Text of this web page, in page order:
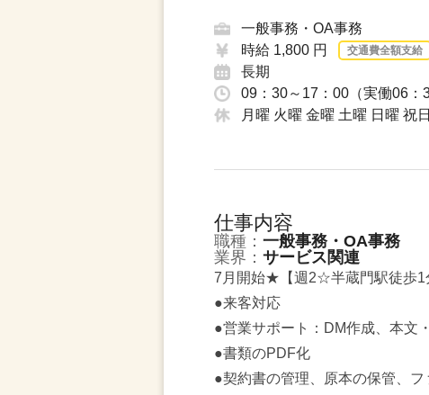
一般事務・OA事務
時給 1,800 円
交通費全額支給
長期
09：30～17：00（実働06
月曜 火曜 金曜 土曜 日曜 祝日
仕事内容
職種： 一般事務・OA事務
業界： サービス関連
7月開始★【週2☆半蔵門駅徒歩1
●来客対応
●営業サポート：DM作成、本文
●書類のPDF化
●契約書の管理、原本の保管、フ